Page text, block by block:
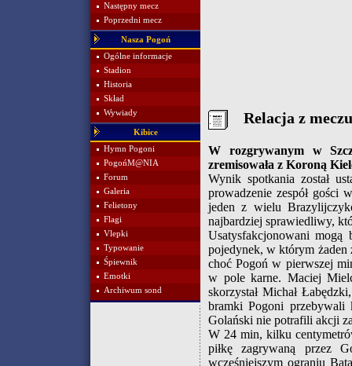
Następny mecz
Poprzedni mecz
Nasza Pogoń
Ogólne informacje
Stadion
Historia
Skład
Wywiady
Kibice
Hymn Pogoni
PogońM@NIA
Forum
Galeria
Felietony
Flagi
Vlepki
Typowanie
Śpiewnik
Emotki
Archiwum sond
Relacja z meczu
W rozgrywanym w
zremisowała z Koroną
Wynik spotkania został
prowadzenie zespół gości
jeden z wielu
najbardziej sprawiedliwy,
Usatysfakcjonowani
pojedynek, w którym żaden
choć Pogoń w pierwszej
w pole karne. Maciej
skorzystał Michał
bramki Pogoni przebywali
Golański nie potrafili akcji
W 24 min, kilku
piłkę zagrywaną przez
wcześniejszym ograniu